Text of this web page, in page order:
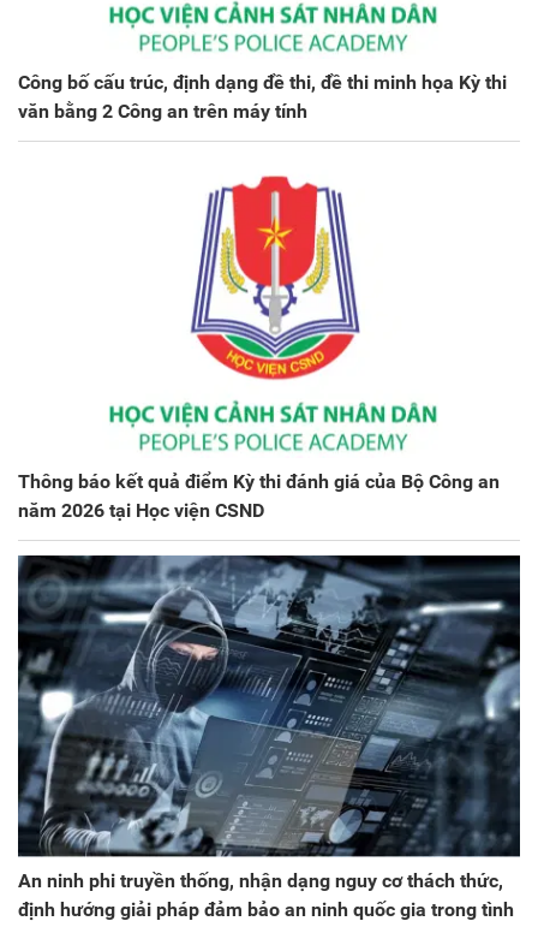
Công bố cấu trúc, định dạng đề thi, đề thi minh họa Kỳ thi
văn bằng 2 Công an trên máy tính
Thông báo kết quả điểm Kỳ thi đánh giá của Bộ Công an
năm 2026 tại Học viện CSND
An ninh phi truyền thống, nhận dạng nguy cơ thách thức,
định hướng giải pháp đảm bảo an ninh quốc gia trong tình